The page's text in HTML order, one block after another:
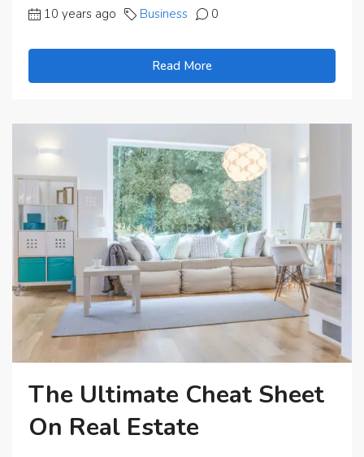
10 years ago Business 0
Read More
The Ultimate Cheat Sheet
On Real Estate